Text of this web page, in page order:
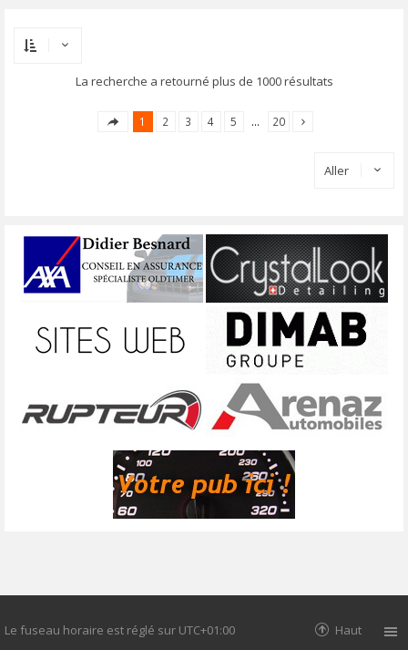
La recherche a retourné plus de 1000 résultats
1 2 3 4 5 … 20
Aller
Le fuseau horaire est réglé sur UTC+01:00 Haut